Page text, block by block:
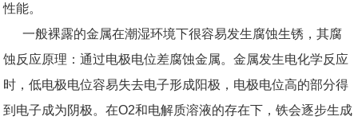
性能。
一般裸露的金属在潮湿环境下很容易发生腐蚀生锈，其腐
蚀反应原理：通过电极电位差腐蚀金属。金属发生电化学反应
时，低电极电位容易失去电子形成阳极，电极电位高的部分得
到电子成为阴极。在O2和电解质溶液的存在下，铁会逐步生成